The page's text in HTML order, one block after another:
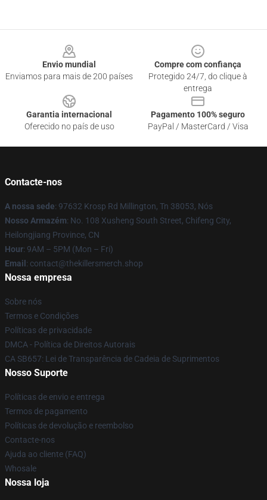
Envio mundial
Enviamos para mais de 200 países
Compre com confiança
Protegido 24/7, do clique à
entrega
Garantia internacional
Oferecido no país de uso
Pagamento 100% seguro
PayPal / MasterCard / Visa
Contacte-nos
A nossa sede: 97632 Krosp Rd Millington, Tn 38053, Nós
Nosso Armazém: No. 108 Xusheng South Street, Chifeng City,
Heilongjiang Province, CN
Hour: 9AM – 5PM (Mon – Fri)
Email : contact@thekillersmerch.shop
Nossa empresa
Sobre nós
Termos e Condições
Políticas de privacidade
DMCA - Política de Direitos Autorais
CA SB657: Lei de Transparência de Cadeia de Suprimentos
Nosso Suporte
Políticas de envio e entrega
Termos de pagamento
Políticas de devolução e reembolso
Contacte-nos
Ajuda ao cliente (FAQ)
Whosale
Nossa loja